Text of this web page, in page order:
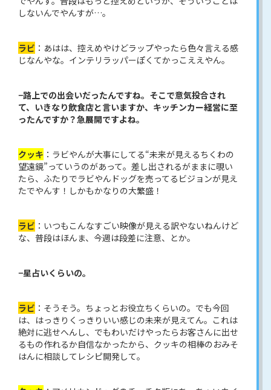
しないんでやんすが…。
ラビ ：あはは、控えめやけどラップやったら色々言える感
じなんやな。インテリラッパーぽくてかっこええやん。
−路上での出会いだったんですね。そこで意気投合され
て、いきなり飲食店と言いますか、キッチンカー経営に至
ったんですか？急展開ですよね。
クッキ ：ラビやんが大事にしてる“未来が見えるちくわの
望遠鏡”っていうのがあって。差し出されるがままに覗い
たら、ふたりでラビやんドッグを売ってるビジョンが見え
たでやんす！しかもかなりの大繁盛！
ラビ ：いつもこんなすごい映像が見える訳やないねんけど
な、普段はほんま、今週は段差に注意、とか。
−星占いくらいの。
ラビ ：そうそう。ちょっとお役立ちくらいの。でも今回
は、はっきりくっきりいい感じの未来が見えてん。これは
絶対に逃せへんし、でもわいだけやったらお客さんに出せ
るもの作れるか自信なかったから、クッキの相棒のおみそ
はんに相談してレシピ開発して。